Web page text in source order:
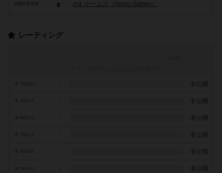
のむゲームズ（Nomu Games）
レーティング
- 非公開
- 非公開
- 非公開
7点の人 - 非公開
- 非公開
- 非公開